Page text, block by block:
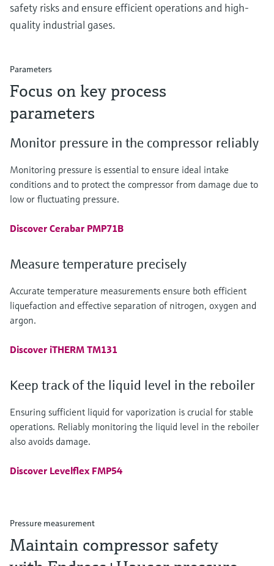
safety risks and ensure efficient operations and high-
quality industrial gases.
Parameters
Focus on key process
parameters
Monitor pressure in the compressor reliably
Monitoring pressure is essential to ensure ideal intake
conditions and to protect the compressor from damage due to
low or fluctuating pressure.
Discover Cerabar PMP71B
Measure temperature precisely
Accurate temperature measurements ensure both efficient
liquefaction and effective separation of nitrogen, oxygen and
argon.
Discover iTHERM TM131
Keep track of the liquid level in the reboiler
Ensuring sufficient liquid for vaporization is crucial for stable
operations. Reliably monitoring the liquid level in the reboiler
also avoids damage.
Discover Levelflex FMP54
Pressure measurement
Maintain compressor safety